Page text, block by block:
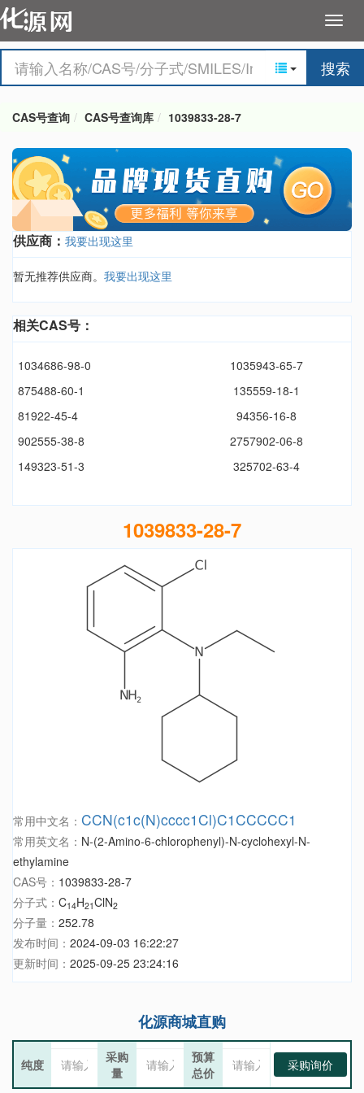
搜索
CAS号查询 CAS号查询库 1039833-28-7
供应商： 我要出现这里
暂无推荐供应商。 我要出现这里
相关CAS号：
1034686-98-0
1035943-65-7
875488-60-1
135559-18-1
81922-45-4
94356-16-8
902555-38-8
2757902-06-8
149323-51-3
325702-63-4
1039833-28-7
常用中文名： CCN(c1c(N)cccc1Cl)C1CCCCC1
常用英文名： N-(2-Amino-6-chlorophenyl)-N-cyclohexyl-N-
ethylamine
CAS号： 1039833-28-7
分子式： C14H21ClN2
分子量： 252.78
发布时间： 2024-09-03 16:22:27
更新时间： 2025-09-25 23:24:16
化源商城直购
纯度
采购
量
预算
总价
采购询价